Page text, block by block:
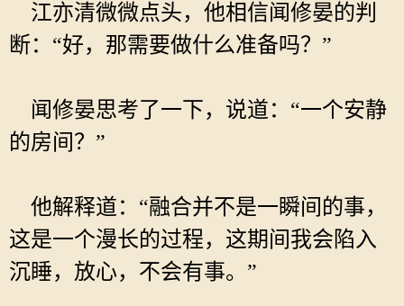
江亦清微微点头，他相信闻修晏的判
断：“好，那需要做什么准备吗？”
闻修晏思考了一下，说道：“一个安静
的房间？”
他解释道：“融合并不是一瞬间的事，
这是一个漫长的过程，这期间我会陷入
沉睡，放心，不会有事。”